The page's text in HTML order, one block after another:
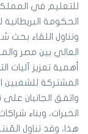
للتعليم في
الحكومة البريطانية
وتناول اللقاء بحث
العالي بين مصر
أهمية تعزيز آليات
المشتركة للشعبين
واتفق الجانبان على
الخبرات، وبناء
هذا، وقد تناول